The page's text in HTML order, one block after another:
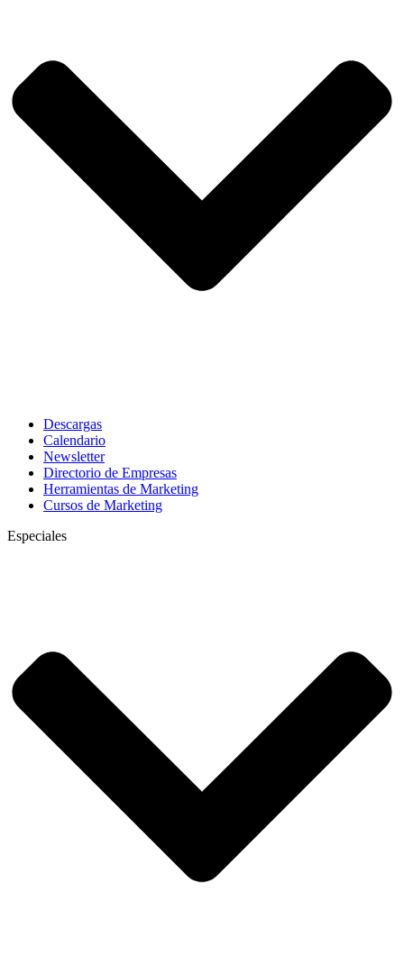
Descargas
Calendario
Newsletter
Directorio de Empresas
Herramientas de Marketing
Cursos de Marketing
Especiales